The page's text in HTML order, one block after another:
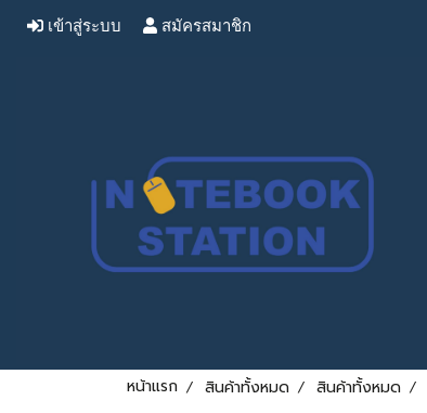
เข้าสู่ระบบ สมัครสมาชิก
หน้าแรก สินค้าทั้งหมด สินค้าทั้งหมด